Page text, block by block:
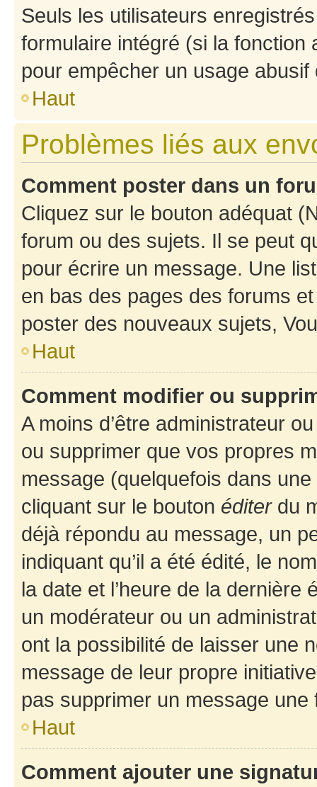
Seuls les utilisateurs
formulaire intégré (si la fonction
pour empêcher un usage
Haut
Problèmes liés aux
Comment poster dans un
Cliquez sur le bouton adéquat
forum ou des sujets. Il se peut
pour écrire un message. Une
en bas des pages des forums
poster des nouveaux sujets,
Haut
Comment modifier ou
A moins d’être administrateur
ou supprimer que vos propres
message (quelquefois dans
cliquant sur le bouton éditerdu
déjà répondu au message, un
indiquant qu’il a été édité, le
la date et l’heure de la dernière
un modérateur ou un
ont la possibilité de laisser une
message de leur propre
pas supprimer un message une
Haut
Comment ajouter une